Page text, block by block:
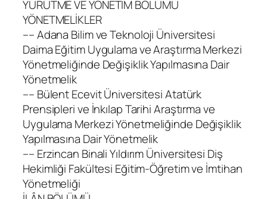
YÜRÜTME VE YÖNETİM BÖLÜMÜ
YÖNETMELİKLER
–– Adana Bilim ve Teknoloji Üniversitesi
Daima Eğitim Uygulama ve Araştırma Merkezi
Yönetmeliğinde Değişiklik Yapılmasına Dair
Yönetmelik
–– Bülent Ecevit Üniversitesi Atatürk
Prensipleri ve İnkılap Tarihi Araştırma ve
Uygulama Merkezi Yönetmeliğinde Değişiklik
Yapılmasına Dair Yönetmelik
–– Erzincan Binali Yıldırım Üniversitesi Diş
Hekimliği Fakültesi Eğitim-Öğretim ve İmtihan
Yönetmeliği